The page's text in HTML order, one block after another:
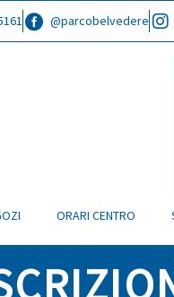
@parcobelvedere
ORARI CENTRO